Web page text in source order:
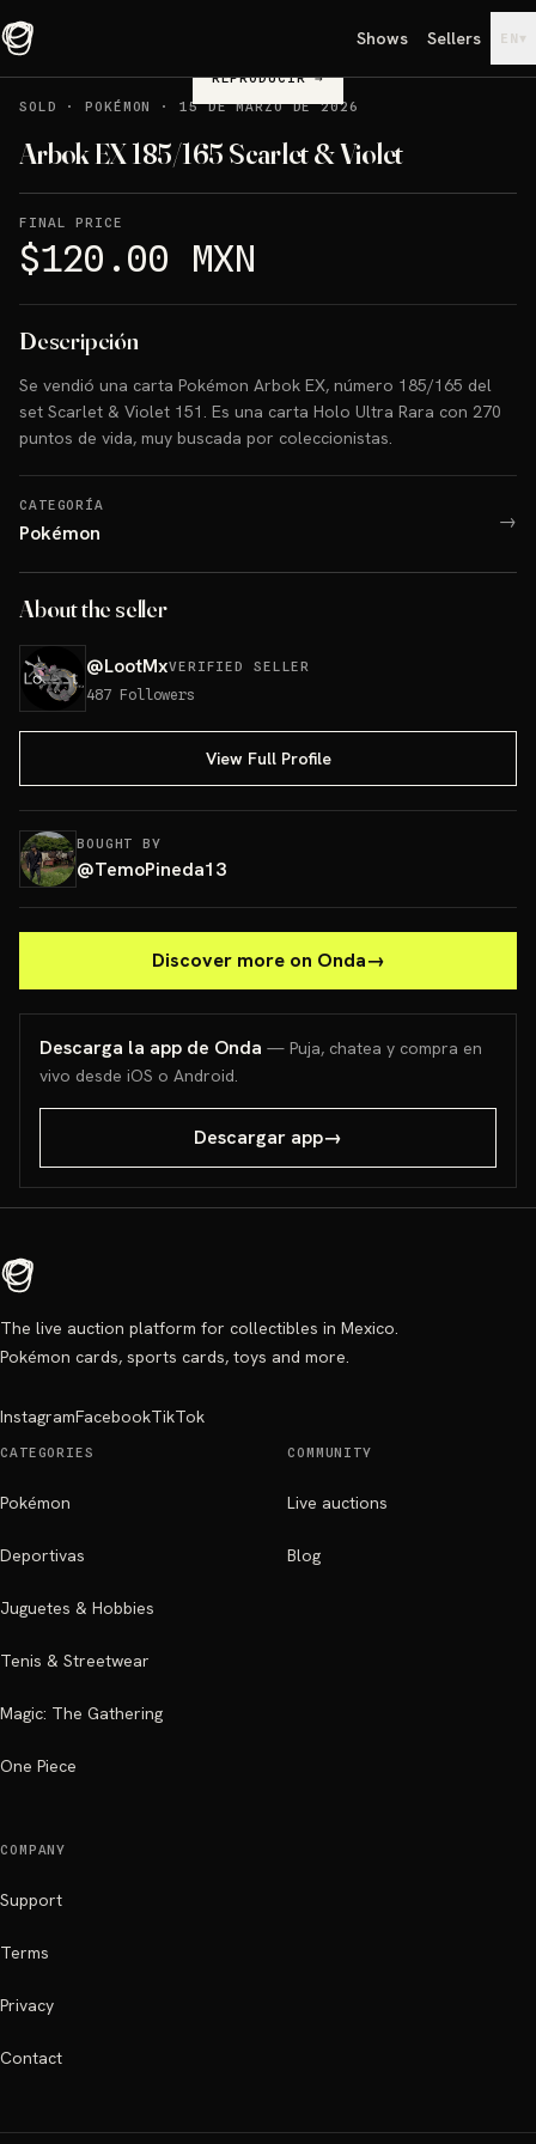
Shows Sellers EN ▾
REPRODUCIR→
SOLD
·POKÉMON · 15 DE MARZO DE 2026
Arbok EX 185/165 Scarlet & Violet
FINAL PRICE
$120.00 MXN
Descripción
Se vendió una carta Pokémon Arbok EX, número 185/165 del
set Scarlet & Violet 151. Es una carta Holo Ultra Rara con 270
puntos de vida, muy buscada por coleccionistas.
CATEGORÍA
Pokémon →
About the seller
@LootMxVERIFIED SELLER
487 Followers
View Full Profile
BOUGHT BY
@TemoPineda13
Discover more on Onda→
Descarga la app de Onda — Puja, chatea y compra en
vivo desde iOS o Android.
Descargar app→
The live auction platform for collectibles in Mexico.
Pokémon cards, sports cards, toys and more.
InstagramFacebookTikTok
CATEGORIES
Pokémon
Deportivas
Juguetes & Hobbies
Tenis & Streetwear
Magic: The Gathering
One Piece
COMMUNITY
Live auctions
Blog
COMPANY
Support
Terms
Privacy
Contact